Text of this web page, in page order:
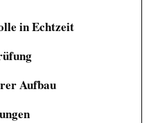
in Echtzeit
Aufbau